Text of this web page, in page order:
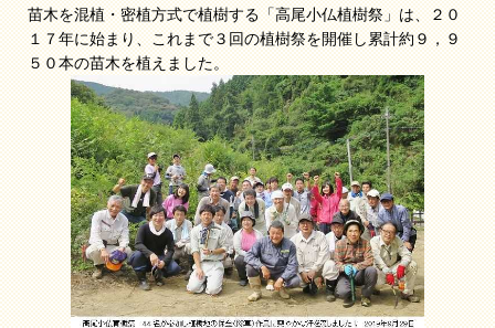
苗木を混植・密植方式で植樹する「高尾小仏植樹祭」は、２０
１７年に始まり、これまで３回の植樹祭を開催し累計約９，９
５０本の苗木を植えました。